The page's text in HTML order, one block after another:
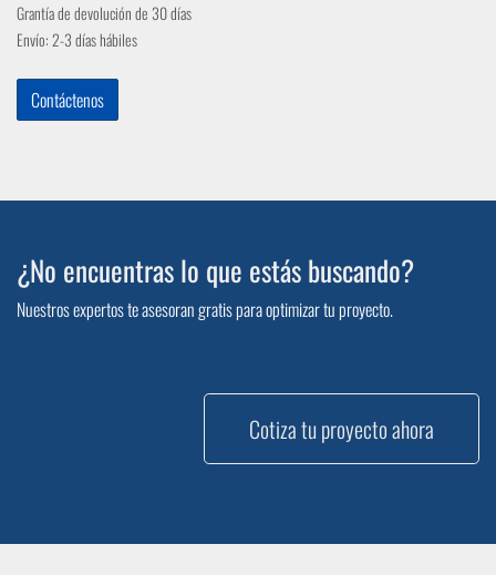
Grantía de devolución de 30 días
Envío: 2-3 días hábiles
Contáctenos
¿No encuentras lo que estás buscando?
Nuestros expertos te asesoran gratis para optimizar tu proyecto.
Cotiza tu proyecto ahora